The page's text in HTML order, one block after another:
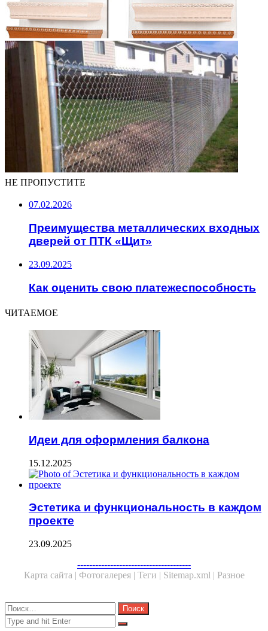
НЕ ПРОПУСТИТЕ
07.02.2026
Преимущества металлических входных
дверей от ПТК «Щит»
23.09.2025
Как оценить свою платежеспособность
ЧИТАЕМОЕ
Идеи для оформления балкона
15.12.2025
Эстетика и функциональность в каждом
проекте
23.09.2025
--------------------------------------
Карта сайта | Фотогалерея | Теги | Sitemap.xml | Разное
Close
Найти:
Close
Search